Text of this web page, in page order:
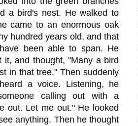
a bird's nest. He walked to
came to an enormous oak
hundred years old, and that
been able to span. He
it, and thought, "Many a bird
in that tree." Then suddenly
a voice. Listening, he
calling out with a
out. Let me out." He looked
anything. Then he thought